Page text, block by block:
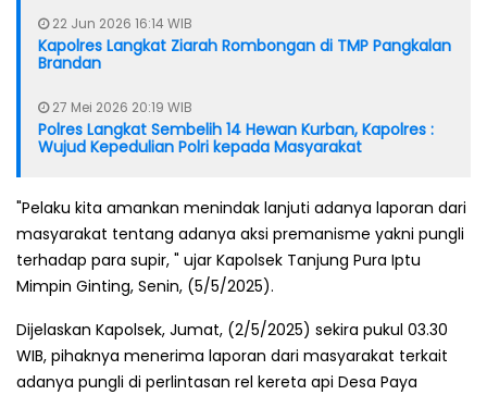
22 Jun 2026 16:14 WIB
Kapolres Langkat Ziarah Rombongan di TMP Pangkalan
Brandan
27 Mei 2026 20:19 WIB
Polres Langkat Sembelih 14 Hewan Kurban, Kapolres :
Wujud Kepedulian Polri kepada Masyarakat
"Pelaku kita amankan menindak lanjuti adanya laporan dari
masyarakat tentang adanya aksi premanisme yakni pungli
terhadap para supir, " ujar Kapolsek Tanjung Pura Iptu
Mimpin Ginting, Senin, (5/5/2025).
Dijelaskan Kapolsek, Jumat, (2/5/2025) sekira pukul 03.30
WIB, pihaknya menerima laporan dari masyarakat terkait
adanya pungli di perlintasan rel kereta api Desa Paya